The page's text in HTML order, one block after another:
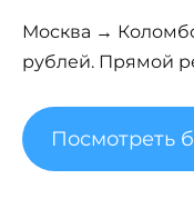
Москва →
рублей. Прямой
Посмотреть